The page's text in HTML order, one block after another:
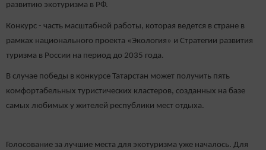
развитию экотуризма в РФ.
Конкурс - часть масштабной работы, которая ведется в стране в
рамках национального проекта «Экология» и Стратегии развития
туризма в России на период до 2035 года.
В случае победы в конкурсе Татарстан может получить пять
комфортабельных туристических кластеров, созданных на базе
самых любимых у жителей республики мест отдыха.
Голосование за лучшие места для экотуризма уже началось. Для